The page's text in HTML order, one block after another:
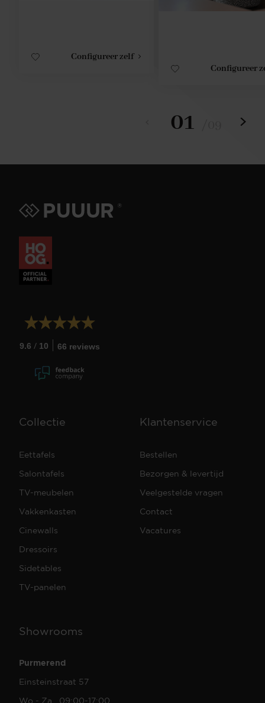
Configureer zelf
Configureer
01
9.6 / 10 66 reviews
Collectie
Eettafels
Salontafels
TV-meubelen
Vakkenkasten
Cinewalls
Dressoirs
Sidetables
TV-panelen
Klantenservice
Bestellen
Bezorgen & levertijd
Veelgestelde vragen
Contact
Vacatures
Showrooms
Purmerend
Einsteinstraat 57
Wo - Za 09:00-17:00